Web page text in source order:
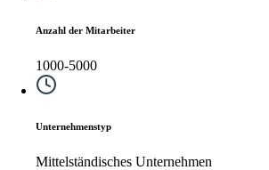
Anzahl der Mitarbeiter
1000-5000
Unternehmenstyp
Mittelständisches Unternehmen